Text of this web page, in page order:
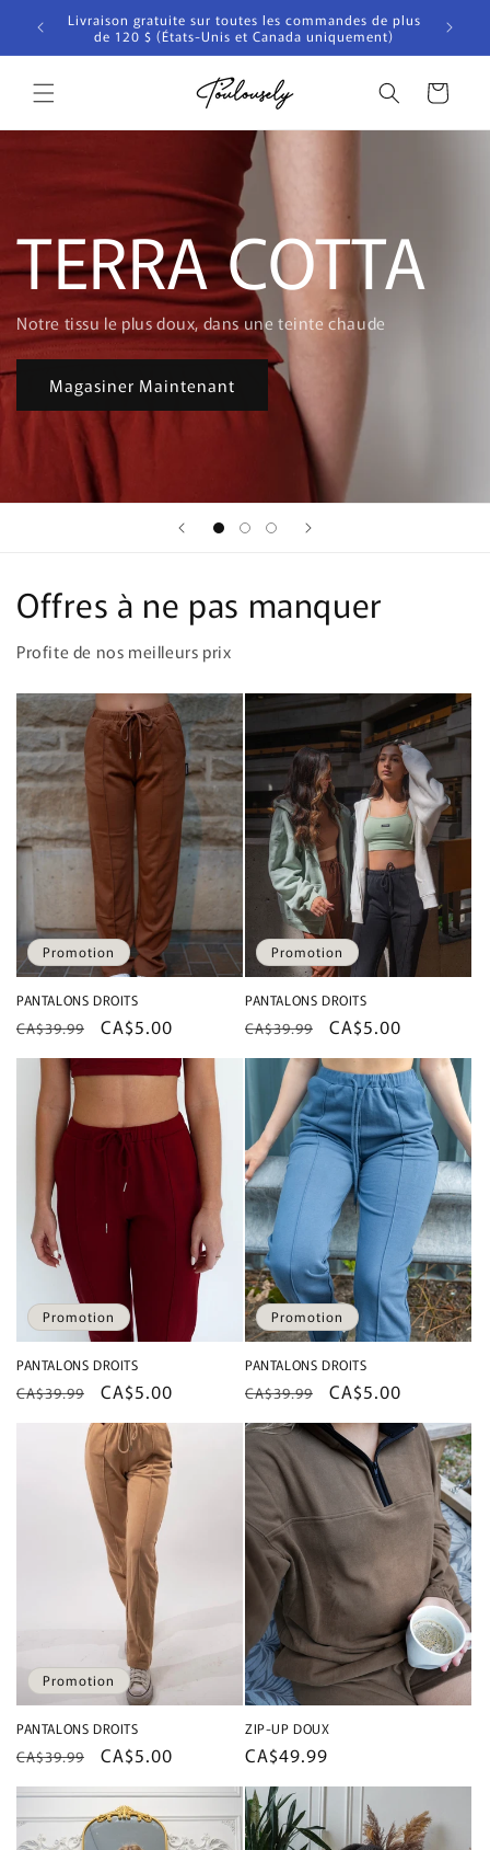
passer
contenu
Livraison gratuite sur toutes les commandes de plus
de 120 $ (États-Unis et Canada uniquement)
Panier
TERRA COTTA
Notre tissu le plus doux, dans une teinte chaude
Magasiner Maintenant
Offres à ne pas manquer
Profite de nos meilleurs prix
Promotion
PANTALONS DROITS
Prix
habituel
CA$39.99
Prix
promotionnel
CA$5.00
Promotion
PANTALONS DROITS
Prix
habituel
CA$39.99
Prix
promotionnel
CA$5.00
Promotion
PANTALONS DROITS
Prix
CA$39.99
Prix
promotionnel
CA$5.00
Promotion
PANTALONS DROITS
Prix
habituel
CA$39.99
Prix
promotionnel
CA$5.00
Promotion
PANTALONS DROITS
Prix
habituel
CA$39.99
Prix
promotionnel
CA$5.00
ZIP-UP DOUX
Prix
habituel
CA$49.99